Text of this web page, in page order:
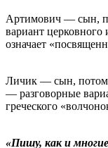
Артимович — сын,
вариант
означает
Личик — сын,
— разговорные
греческого
«Пишу, как и